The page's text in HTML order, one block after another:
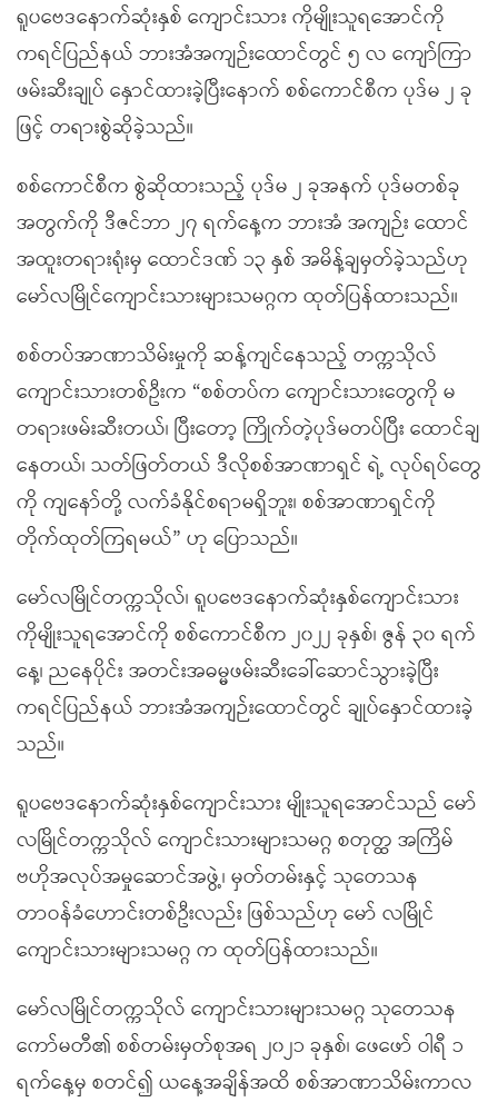
ရူပဗေဒနောက်ဆုံးနှစ် ကျောင်းသား ကိုမျိုးသူရအောင်ကို
ကရင်ပြည်နယ် ဘားအံအကျဉ်းထောင်တွင် ၅ လ ကျော်ကြာ
ဖမ်းဆီးချုပ် နှောင်ထားခဲ့ပြီးနောက် စစ်ကောင်စီက ပုဒ်မ ၂ ခု
ဖြင့် တရားစွဲဆိုခဲ့သည်။
စစ်ကောင်စီက စွဲဆိုထားသည့် ပုဒ်မ ၂ ခုအနက် ပုဒ်မတစ်ခု
အတွက်ကို ဒီဇင်ဘာ ၂၇ ရက်နေ့က ဘားအံ အကျဉ်း ထောင်
အထူးတရားရုံးမှ ထောင်ဒဏ် ၁၃ နှစ် အမိန့်ချမှတ်ခဲ့သည်ဟု
မော်လမြိုင်ကျောင်းသားများသမဂ္ဂက ထုတ်ပြန်ထားသည်။
စစ်တပ်အာဏာသိမ်းမှုကို ဆန့်ကျင်နေသည့် တက္ကသိုလ်
ကျောင်းသားတစ်ဦးက “စစ်တပ်က ကျောင်းသားတွေကို မ
တရားဖမ်းဆီးတယ်၊ ပြီးတော့ ကြိုက်တဲ့ပုဒ်မတပ်ပြီး ထောင်ချ
နေတယ်၊ သတ်ဖြတ်တယ် ဒီလိုစစ်အာဏာရှင် ရဲ့ လုပ်ရပ်တွေ
ကို ကျနော်တို့ လက်ခံနိုင်စရာမရှိဘူး၊ စစ်အာဏာရှင်ကို
တိုက်ထုတ်ကြရမယ်” ဟု ပြောသည်။
မော်လမြိုင်တက္ကသိုလ်၊ ရူပဗေဒနောက်ဆုံးနှစ်ကျောင်းသား
ကိုမျိုးသူရအောင်ကို စစ်ကောင်စီက ၂၀၂၂ ခုနှစ်၊ ဇွန် ၃၀ ရက်
နေ့၊ ညနေပိုင်း အတင်းအဓမ္မဖမ်းဆီးခေါ်ဆောင်သွားခဲ့ပြီး
ကရင်ပြည်နယ် ဘားအံအကျဉ်းထောင်တွင် ချုပ်နှောင်ထားခဲ့
သည်။
ရူပဗေဒနောက်ဆုံးနှစ်ကျောင်းသား မျိုးသူရအောင်သည် မော်
လမြိုင်တက္ကသိုလ် ကျောင်းသားများသမဂ္ဂ စတုတ္ထ အကြိမ်
ဗဟိုအလုပ်အမှုဆောင်အဖွဲ့၊ မှတ်တမ်းနှင့် သုတေသန
တာဝန်ခံဟောင်းတစ်ဦးလည်း ဖြစ်သည်ဟု မော် လမြိုင်
ကျောင်းသားများသမဂ္ဂ က ထုတ်ပြန်ထားသည်။
မော်လမြိုင်တက္ကသိုလ် ကျောင်းသားများသမဂ္ဂ သုတေသန
ကော်မတီ၏ စစ်တမ်းမှတ်စုအရ ၂၀၂၁ ခုနှစ်၊ ဖေဖော် ဝါရီ ၁
ရက်နေ့မှ စတင်၍ ယနေ့အချိန်အထိ စစ်အာဏာသိမ်းကာလ